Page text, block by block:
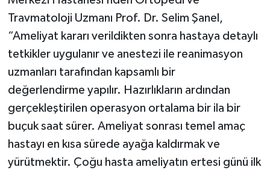
Travmatoloji Uzmanı Prof. Dr. Selim Şanel,
“Ameliyat kararı verildikten sonra hastaya detaylı
tetkikler uygulanır ve anestezi ile reanimasyon
uzmanları tarafından kapsamlı bir
değerlendirme yapılır. Hazırlıkların ardından
gerçekleştirilen operasyon ortalama bir ila bir
buçuk saat sürer. Ameliyat sonrası temel amaç
hastayı en kısa sürede ayağa kaldırmak ve
yürütmektir. Çoğu hasta ameliyatın ertesi günü ilk